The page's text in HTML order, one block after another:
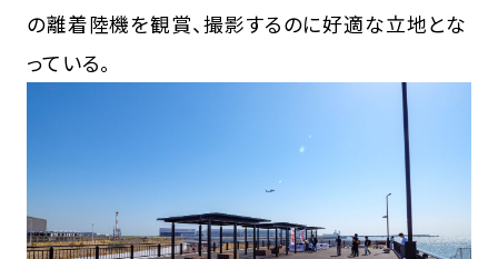
の離着陸機を観賞、撮影するのに好適な立地とな
っている。